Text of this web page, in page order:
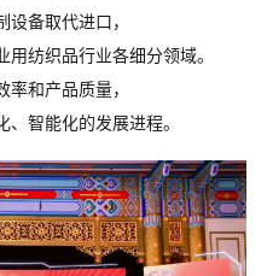
设备取代进口，
纺织品行业各细分领域。
率和产品质量，
智能化的发展进程。